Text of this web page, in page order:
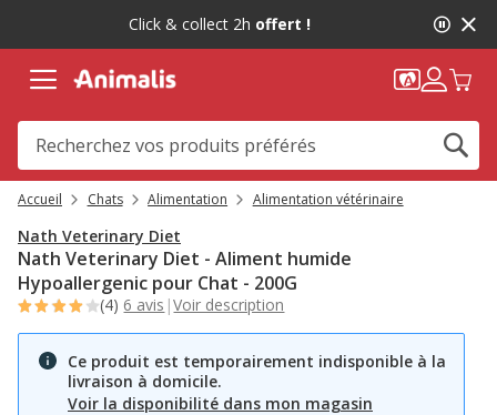
message,
Click & collect 2h offert !
Accueil Chats Alimentation Alimentation vétérinaire
Nath Veterinary Diet
Nath Veterinary Diet - Aliment humide
Hypoallergenic pour Chat - 200G
(4) 6 avis |Voir description
Ce produit est temporairement indisponible à la
livraison à domicile.
Voir la disponibilité dans mon magasin